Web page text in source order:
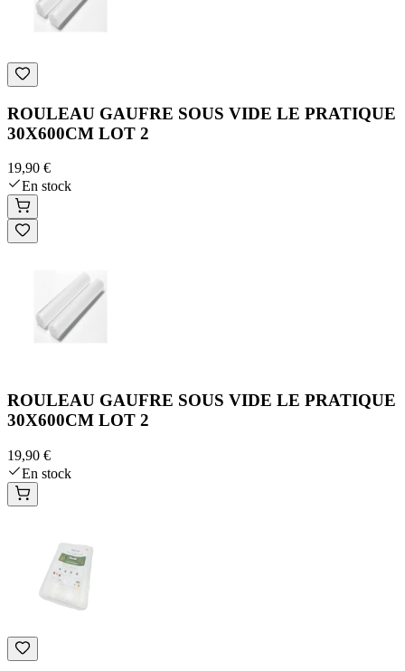
ROULEAU GAUFRE SOUS VIDE LE PRATIQUE
30X600CM LOT 2
19,90 €
En stock
ROULEAU GAUFRE SOUS VIDE LE PRATIQUE
30X600CM LOT 2
19,90 €
En stock